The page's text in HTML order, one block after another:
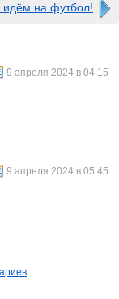
идём на футбол!
9 апреля 2024 в 04:15
9 апреля 2024 в 05:45